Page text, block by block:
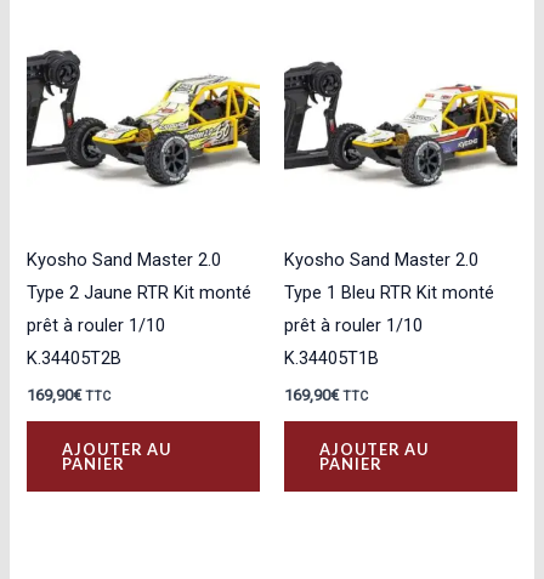
Kyosho Sand Master 2.0
Type 2 Jaune RTR Kit monté
prêt à rouler 1/10
K.34405T2B
169,90€ TTC
AJOUTER AU
PANIER
Kyosho Sand Master 2.0
Type 1 Bleu RTR Kit monté
prêt à rouler 1/10
K.34405T1B
169,90€ TTC
AJOUTER AU
PANIER